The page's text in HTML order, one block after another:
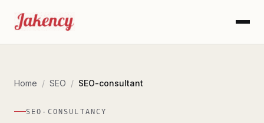
Home / SEO / SEO-consultant
SEO-CONSULTANCY